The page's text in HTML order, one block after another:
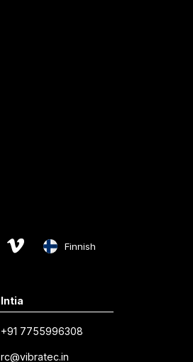
Finnish
Norwegian
Intia
+91 7755996308
rc@vibratec.in